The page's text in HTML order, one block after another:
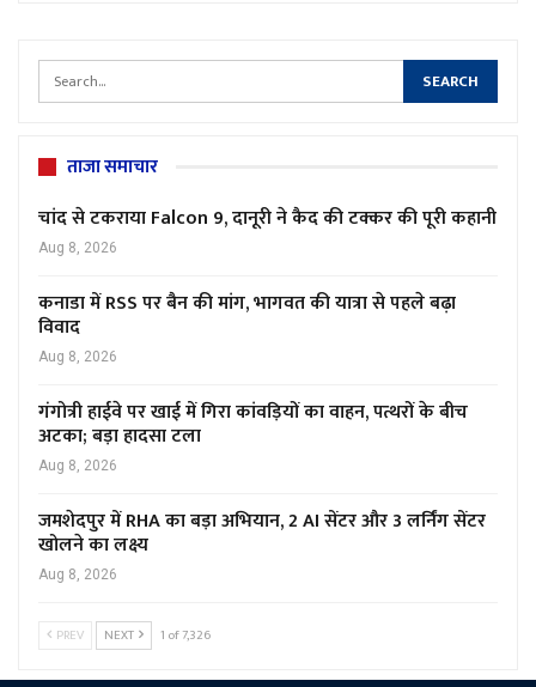
ताजा समाचार
चांद से टकराया Falcon 9, दानूरी ने कैद की टक्कर की पूरी कहानी
Aug 8, 2026
कनाडा में RSS पर बैन की मांग, भागवत की यात्रा से पहले बढ़ा
विवाद
Aug 8, 2026
गंगोत्री हाईवे पर खाई में गिरा कांवड़ियों का वाहन, पत्थरों के बीच
अटका; बड़ा हादसा टला
Aug 8, 2026
जमशेदपुर में RHA का बड़ा अभियान, 2 AI सेंटर और 3 लर्निंग सेंटर
खोलने का लक्ष्य
Aug 8, 2026
PREV NEXT 1 of 7,326